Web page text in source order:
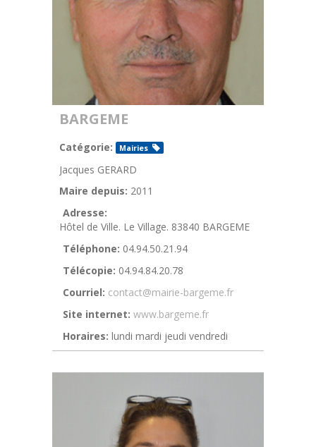
BARGEME
Catégorie: Mairies
Jacques GERARD
Maire depuis: 2011
Adresse:
Hôtel de Ville. Le Village. 83840 BARGEME
Téléphone: 04.94.50.21.94
Télécopie: 04.94.84.20.78
Courriel: contact@mairie-bargeme.fr
Site internet: www.bargeme.fr
Horaires: lundi mardi jeudi vendredi